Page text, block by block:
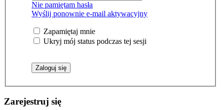
Nie pamiętam hasła
Wyślij ponownie e-mail aktywacyjny
Zapamiętaj mnie
Ukryj mój status podczas tej sesji
Zarejestruj się